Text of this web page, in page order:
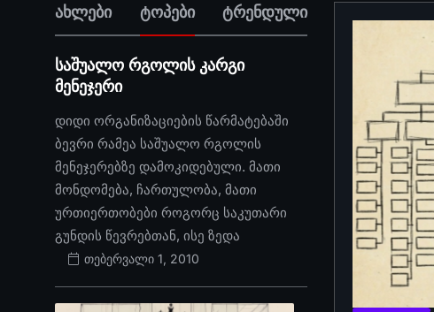
ახლები ტოპები ტრენდული
საშუალო რგოლის კარგი
მენეჯერი
დიდი ორგანიზაციების წარმატებაში
ბევრი რამეა საშუალო რგოლის
მენეჯერებზე დამოკიდებული. მათი
მონდომება, ჩართულობა, მათი
ურთიერთობები როგორც საკუთარი
გუნდის წევრებთან, ისე ზედა
თებერვალი 1, 2010